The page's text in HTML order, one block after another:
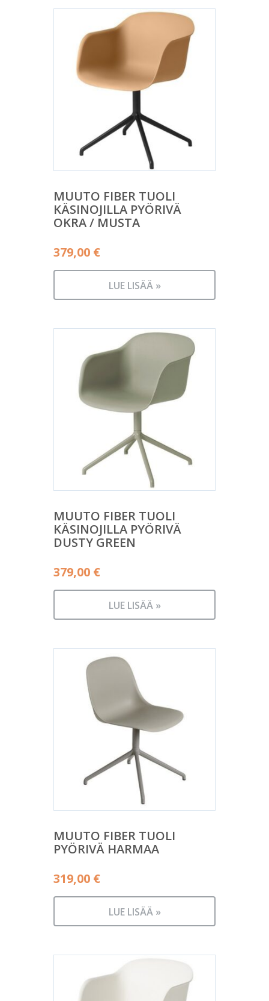
MUUTO FIBER TUOLI
KÄSINOJILLA PYÖRIVÄ
OKRA / MUSTA
379,00 €
LUE LISÄÄ »
MUUTO FIBER TUOLI
KÄSINOJILLA PYÖRIVÄ
DUSTY GREEN
379,00 €
LUE LISÄÄ »
MUUTO FIBER TUOLI
PYÖRIVÄ HARMAA
319,00 €
LUE LISÄÄ »